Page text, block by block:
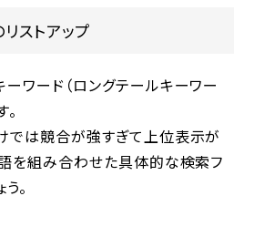
ストアップ
ワード（ロングテールキーワー
では競合が強すぎて上位表示が
を組み合わせた具体的な検索フ
。